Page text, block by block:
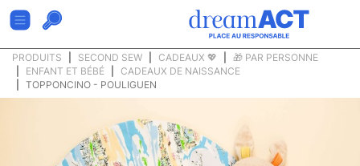
PRODUITS SECOND SEW CADEAUX 💖
🎁 PAR PERSONNE
ENFANT ET BÉBÉ
CADEAUX DE NAISSANCE
TOPPONCINO - POULIGUEN